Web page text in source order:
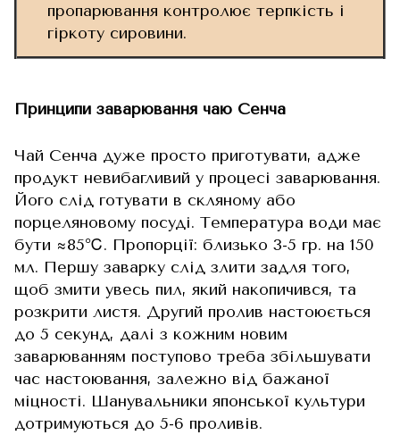
пропарювання контролює терпкість і
гіркоту сировини.
Принципи заварювання чаю Сенча
Чай Сенча дуже просто приготувати, адже
продукт невибагливий у процесі заварювання.
Його слід готувати в скляному або
порцеляновому посуді. Температура води має
бути ≈85℃. Пропорції: близько 3-5 гр. на 150
мл. Першу заварку слід злити задля того,
щоб змити увесь пил, який накопичився, та
розкрити листя. Другий пролив настоюється
до 5 секунд, далі з кожним новим
заварюванням поступово треба збільшувати
час настоювання, залежно від бажаної
міцності. Шанувальники японської культури
дотримуються до 5-6 проливів.